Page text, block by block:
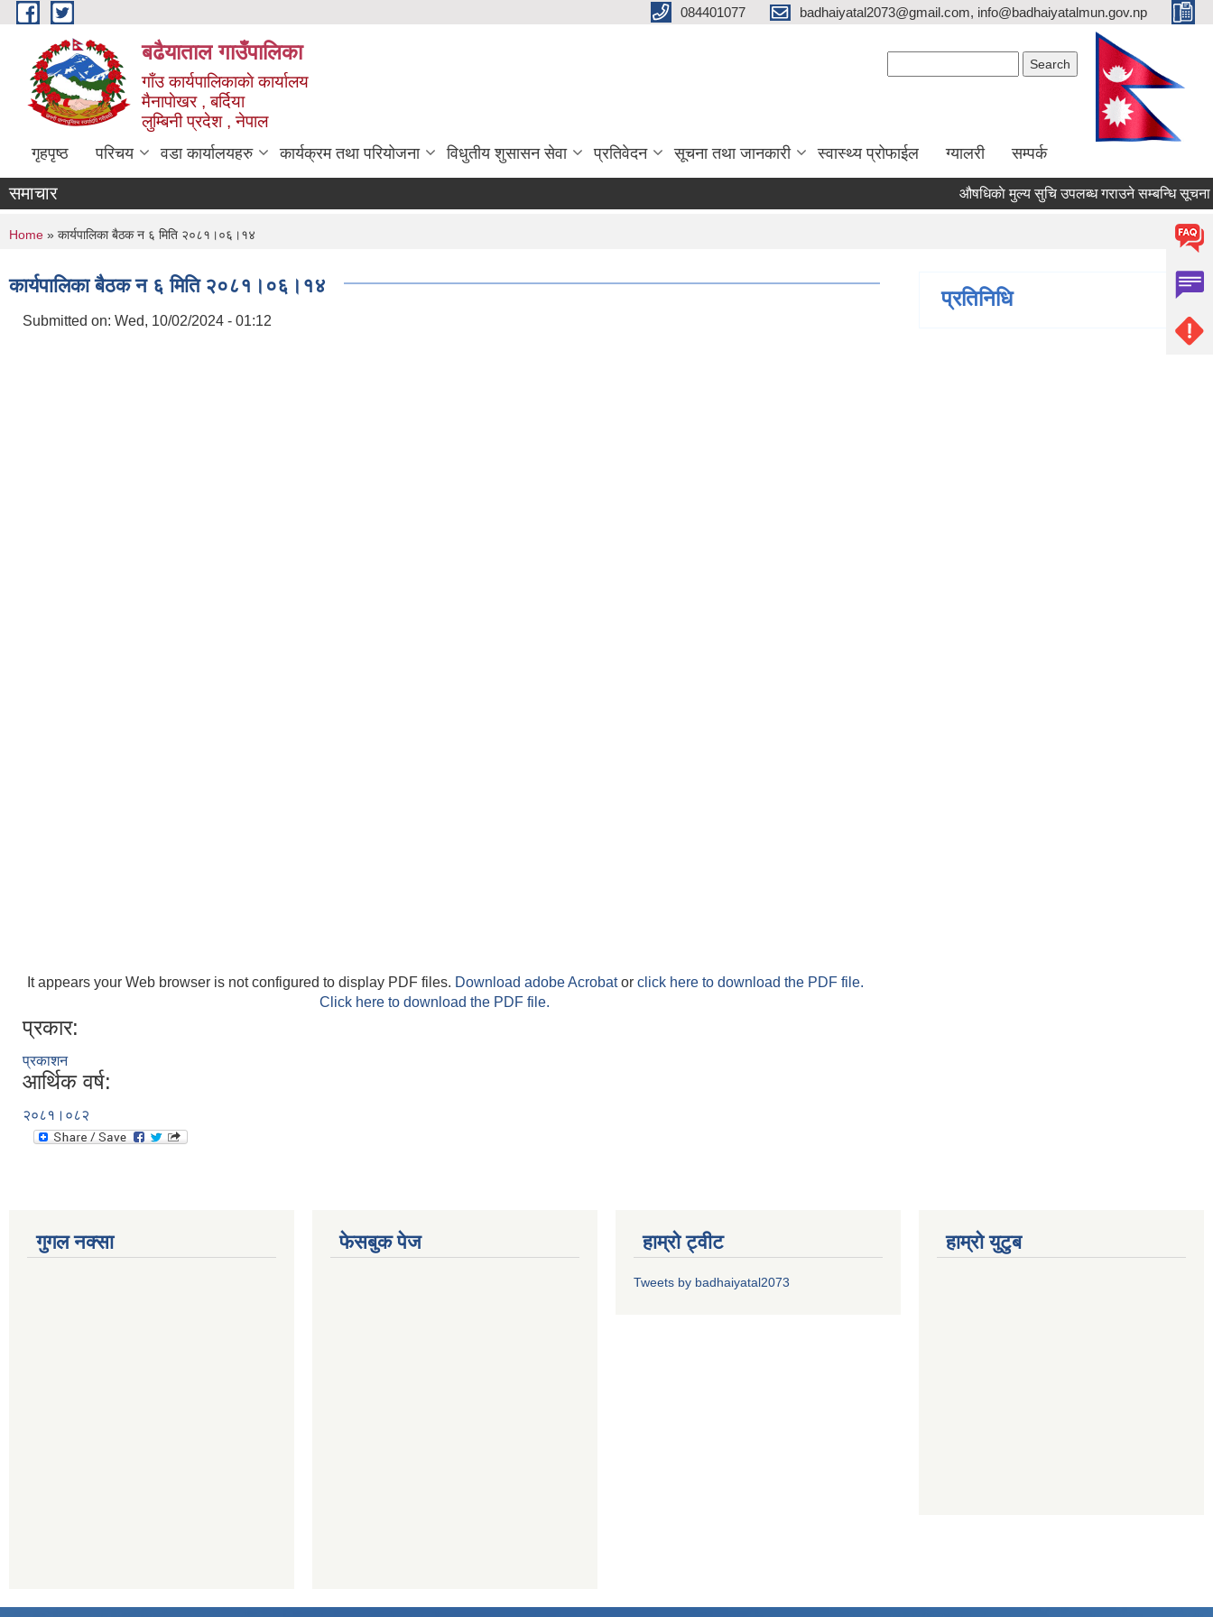
Skip to main content 084401077 badhaiyatal2073@gmail.com, info@badhaiyatalmun.gov.np
बढैयाताल गाउँपालिका
गाँउ कार्यपालिकाकाे कार्यालय
मैनापाेखर , बर्दिया
लुम्बिनी प्रदेश , नेपाल
गृहपृष्ठ परिचय वडा कार्यालयहरु कार्यक्रम तथा परियोजना विधुतीय शुसासन सेवा प्रतिवेदन सूचना तथा जानकारी स्वास्थ्य प्रोफाईल ग्यालरी सम्पर्क
समाचार औषधिकाे मुल्य सुचि उपलब्ध गराउने सम्बन्धि सूचना
You are here
Home » कार्यपालिका बैठक न ६ मिति २०८१।०६।१४
कार्यपालिका बैठक न ६ मिति २०८१।०६।१४
Submitted on: Wed, 10/02/2024 - 01:12
It appears your Web browser is not configured to display PDF files. Download adobe Acrobator click here to download the PDF file.
Click here to download the PDF file.
प्रकार:
प्रकाशन
आर्थिक वर्ष:
२०८१।०८२
प्रतिनिधि
गुगल नक्सा फेसबुक पेज हाम्रो ट्वीट
Tweets by badhaiyatal2073
हाम्रो युटुब